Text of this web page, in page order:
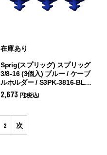
在庫あり
Sprig(スプリッグ) スプリッグ
3/8-16 (3個入) ブルー / ケーブ
ルホルダー / S3PK-3816-BL
(ブルー)
2,673 円(税込)
2 次